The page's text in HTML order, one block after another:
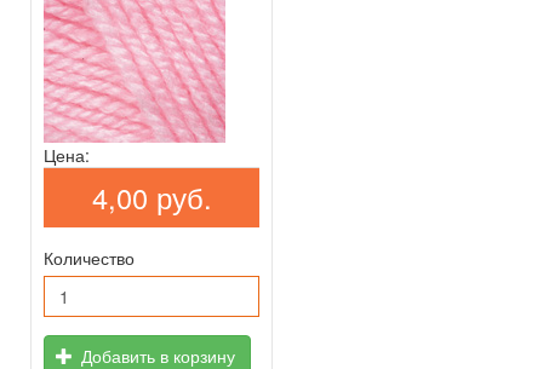
Цена:
4,00 руб.
Количество
Добавить в корзину